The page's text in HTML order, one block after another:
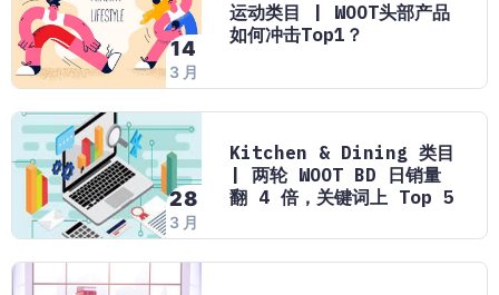
14
3 月
运动类目 | WOOT头部产品
如何冲击Top1？
28
3 月
Kitchen & Dining 类目
| 两轮 WOOT BD 日销量
翻 4 倍，关键词上 Top 5